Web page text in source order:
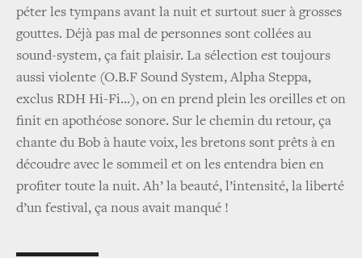
péter les tympans avant la nuit et surtout suer à grosses
gouttes. Déjà pas mal de personnes sont collées au
sound-system, ça fait plaisir. La sélection est toujours
aussi violente (O.B.F Sound System, Alpha Steppa,
exclus RDH Hi-Fi...), on en prend plein les oreilles et on
finit en apothéose sonore. Sur le chemin du retour, ça
chante du Bob à haute voix, les bretons sont prêts à en
découdre avec le sommeil et on les entendra bien en
profiter toute la nuit. Ah’ la beauté, l’intensité, la liberté
d’un festival, ça nous avait manqué !